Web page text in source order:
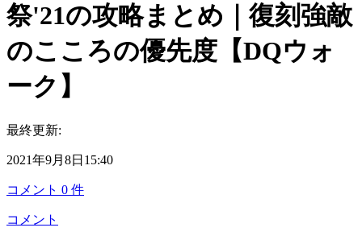
祭'21の攻略まとめ｜復刻強敵
のこころの優先度【DQウォ
ーク】
最終更新:
2021年9月8日15:40
コメント 0 件
コメント